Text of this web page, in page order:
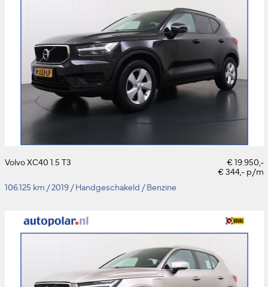
Volvo XC40 1.5 T3
€ 19.950,-
€ 344,- p/m
106.125 km /2019 /Handgeschakeld /Benzine